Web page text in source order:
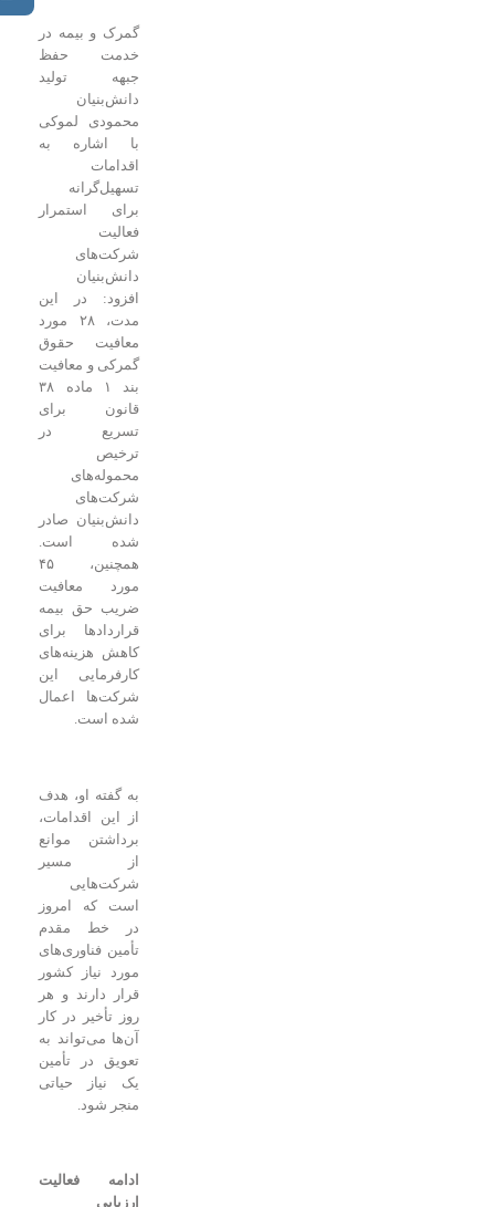
گمرک و بیمه در
خدمت حفظ
جبهه تولید
محمودی لموکی
با اشاره به
تسهیل‌گرانه
برای استمرار
افزود: در این
مدت، ۲۸ مورد
معافیت حقوق
گمرکی و معافیت
بند ۱ ماده ۳۸
قانون برای
تسریع در
دانش‌بنیان صادر
شده است.
همچنین، ۴۵
مورد معافیت
ضریب حق بیمه
قراردادها برای
کاهش هزینه‌های
کارفرمایی این
شرکت‌ها اعمال
به گفته او، هدف
از این اقدامات،
برداشتن موانع
از مسیر
است که امروز
در خط مقدم
تأمین فناوری‌های
مورد نیاز کشور
قرار دارند و هر
روز تأخیر در کار
آن‌ها می‌تواند به
تعویق در تأمین
یک نیاز حیاتی
ادامه فعالیت